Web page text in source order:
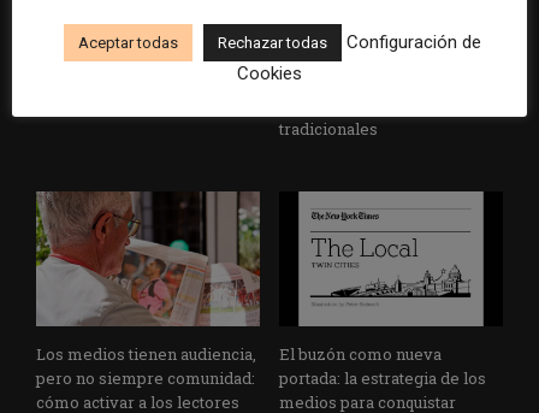
Veinte ejemplos de uso de la
IA en redacciones, productos
La bolsa ha borrado hasta el
98% del valor de algunos
tradicionales
Los medios tienen audiencia,
pero no siempre comunidad:
cómo activar a los lectores
El buzón como nueva
portada: la estrategia de los
medios para conquistar
Aceptar todas Rechazar todas
Configuración de
Cookies